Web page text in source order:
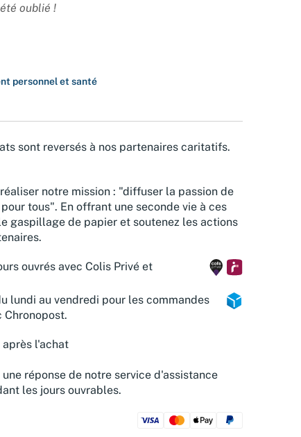
oublié !
personnel et santé
sont reversés à nos partenaires caritatifs.
notre mission : "diffuser la passion de
tous". En offrant une seconde vie à ces
gaspillage de papier et soutenez les actions
ouvrés avec Colis Privé et
lundi au vendredi pour les commandes
Chronopost.
après l'achat
réponse de notre service d'assistance
les jours ouvrables.